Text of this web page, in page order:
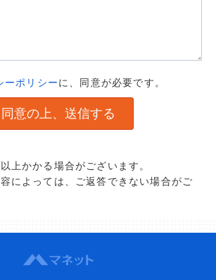
ーポリシーに、同意が必要です。
上かかる場合がございます。
によっては、ご返答できない場合がご